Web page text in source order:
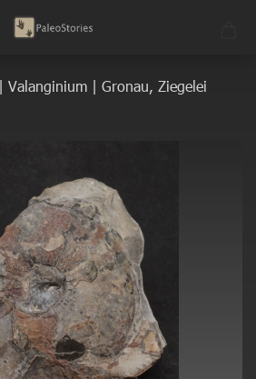
Valanginium | Gronau, Ziegelei